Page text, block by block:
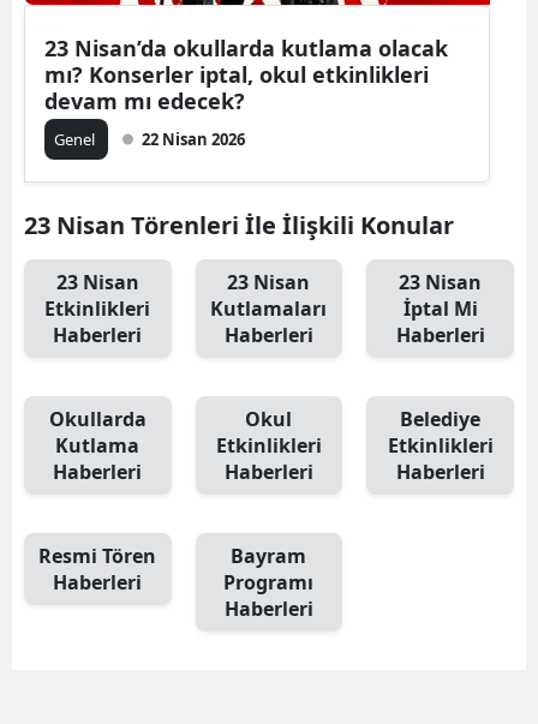
23 Nisan’da okullarda kutlama olacak
mı? Konserler iptal, okul etkinlikleri
devam mı edecek?
Genel 22 Nisan 2026
23 Nisan Törenleri İle İlişkili Konular
23 Nisan
Etkinlikleri
Haberleri
23 Nisan
Kutlamaları
Haberleri
23 Nisan
İptal Mi
Haberleri
Okullarda
Kutlama
Haberleri
Okul
Etkinlikleri
Haberleri
Belediye
Etkinlikleri
Haberleri
Resmi Tören
Haberleri
Bayram
Programı
Haberleri